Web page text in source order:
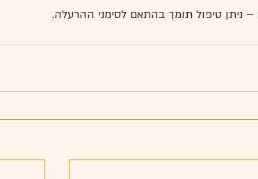
טיפול תומך בהתאם לסימני ההרעלה.